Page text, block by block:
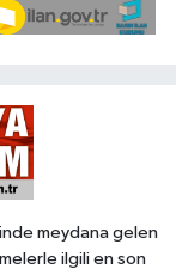
meydana gelen
ilgili en son